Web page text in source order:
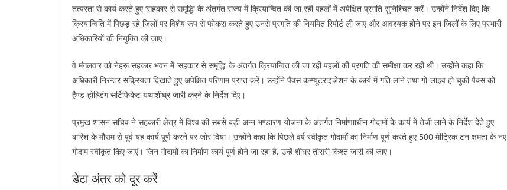
तत्परता से कार्य करते हुए ‘सहकार से समृद्धि’ के अंतर्गत राज्य में क्रियान्वित की जा रही पहलों में अपेक्षित प्रगति सुनिश्चित करें। उन्होंने निर्देश दिए कि
क्रियान्विति में पिछड़ रहे जिलों पर विशेष रूप से फोकस करते हुए उनसे प्रगति की नियमित रिपोर्ट ली जाए और आवश्यक होने पर इन जिलों के लिए प्रभारी
अधिकारियों की नियुक्ति की जाए।
वे मंगलवार को नेहरू सहकार भवन में ‘सहकार से समृद्धि’ के अंतर्गत क्रियान्वित की जा रही पहलों की प्रगति की समीक्षा कर रही थी। उन्होंने कहा कि
अधिकारी निरन्तर सक्रियता दिखाते हुए अपेक्षित परिणाम प्राप्त करें। उन्होंने पैक्स कम्प्यूटराइजेशन के कार्य में गति लाने तथा गो-लाइव हो चुकी पैक्स को
हैण्ड-होल्डिंग सर्टिफिकेट यथाशीघ्र जारी करने के निर्देश दिए।
प्रमुख शासन सचिव ने सहकारी क्षेत्र में विश्व की सबसे बड़ी अन्न भण्डारण योजना के अंतर्गत निर्माणााधीन गोदामों के कार्य में तेजी लाने के निर्देश देते हुए
बारिश के मौसम से पूर्व यह कार्य पूर्ण करने पर जोर दिया। उन्होंने कहा कि पिछले वर्ष स्वीकृत गोदामों का निर्माण पूर्ण करते हुए 500 मीट्रिक टन क्षमता के नए
गोदाम स्वीकृत किए जाएं। जिन गोदामों का निर्माण कार्य पूर्ण होने जा रहा है, उन्हें शीघ्र तीसरी किश्त जारी की जाए।
डेटा अंतर को दूर करें